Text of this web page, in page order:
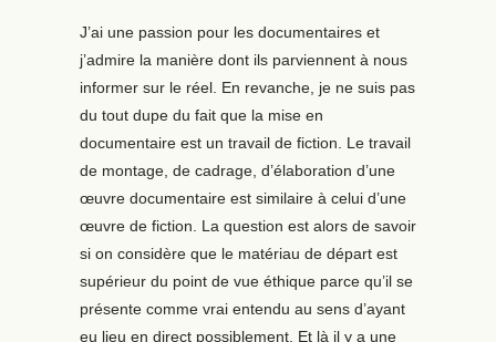
J’ai une passion pour les documentaires et
j’admire la manière dont ils parviennent à nous
informer sur le réel. En revanche, je ne suis pas
du tout dupe du fait que la mise en
documentaire est un travail de fiction. Le travail
de montage, de cadrage, d’élaboration d’une
œuvre documentaire est similaire à celui d’une
œuvre de fiction. La question est alors de savoir
si on considère que le matériau de départ est
supérieur du point de vue éthique parce qu’il se
présente comme vrai entendu au sens d’ayant
eu lieu en direct possiblement. Et là il y a une